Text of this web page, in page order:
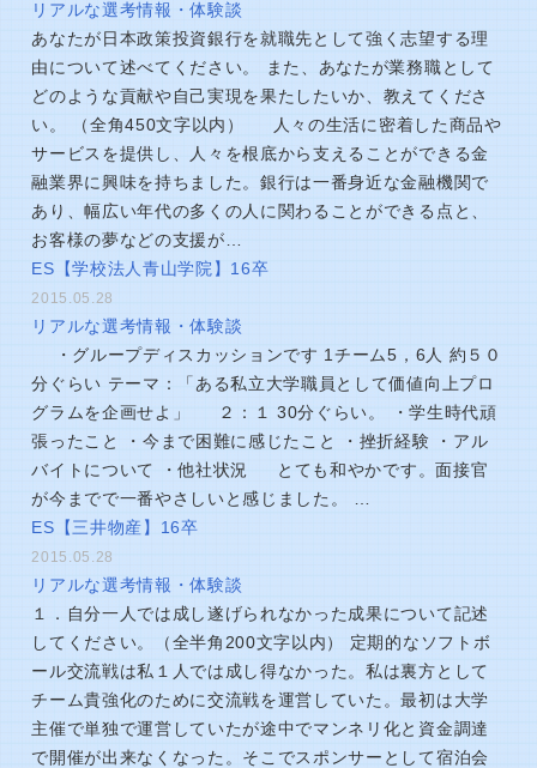
リアルな選考情報・体験談
あなたが日本政策投資銀行を就職先として強く志望する理
由について述べてください。 また、あなたが業務職として
どのような貢献や自己実現を果たしたいか、教えてくださ
い。 （全角450文字以内） 人々の生活に密着した商品や
サービスを提供し、人々を根底から支えることができる金
融業界に興味を持ちました。銀行は一番身近な金融機関で
あり、幅広い年代の多くの人に関わることができる点と、
お客様の夢などの支援が…
ES【学校法人青山学院】16卒
2015.05.28
リアルな選考情報・体験談
・グループディスカッションです 1チーム5，6人 約５０
分ぐらい テーマ：「ある私立大学職員として価値向上プロ
グラムを企画せよ」 ２：１ 30分ぐらい。 ・学生時代頑
張ったこと ・今まで困難に感じたこと ・挫折経験 ・アル
バイトについて ・他社状況 とても和やかです。面接官
が今までで一番やさしいと感じました。 …
ES【三井物産】16卒
2015.05.28
リアルな選考情報・体験談
１．自分一人では成し遂げられなかった成果について記述
してください。（全半角200文字以内） 定期的なソフトボ
ール交流戦は私１人では成し得なかった。私は裏方として
チーム貴強化のために交流戦を運営していた。最初は大学
主催で単独で運営していたが途中でマンネリ化と資金調達
で開催が出来なくなった。そこでスポンサーとして宿泊会